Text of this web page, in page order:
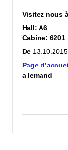
Visitez nous à
Hall: A6
Cabine: 6201
De 13.10.2015
Page
allemand